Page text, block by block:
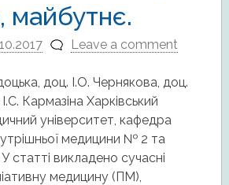
майбутнє.
Leave a comment
доц. І.О. Чернякова, доц.
Кармазіна Харківський
університет, кафедра
медицини № 2 та
статті викладено сучасні
медицину (ПМ),